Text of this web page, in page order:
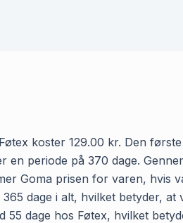
koster 129.00 kr. Den
en periode på 370 dage.
Goma prisen for varen, hvis
dage i alt, hvilket betyder,
dage hos Føtex, hvilket